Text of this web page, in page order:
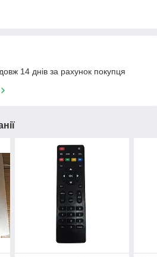
14 днів за рахунок покупця